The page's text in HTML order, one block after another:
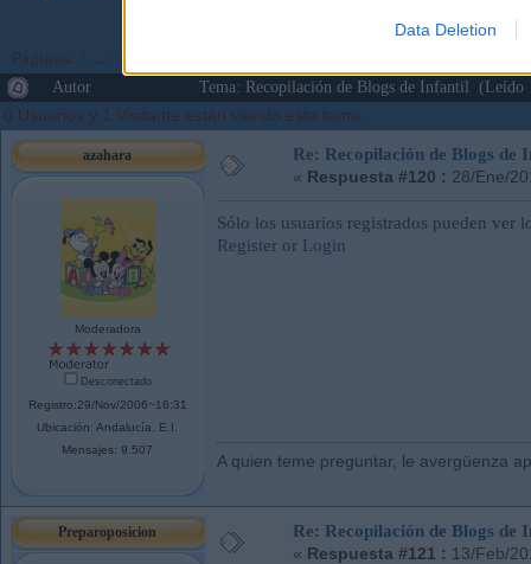
Data Deletion
Páginas: ...
Autor
Tema: Recopilación de Blogs de Infantil (Leído
0 Usuarios y 1 Visitante están viendo este tema.
azahara
Moderadora
Desconectado
Registro:29/Nov/2006~16:31
Ubicación: Andalucí­a. E.I.
Mensajes: 9.507
Re: Recopilación de Blogs de
« Respuesta #120 : 28/Ene/
Sólo los usuarios registrados pueden ver
Register or Login
A quien teme preguntar, le avergüenza
Preparoposicion Re: Recopilación de Blogs de
« Respuesta #121 : 13/Feb/